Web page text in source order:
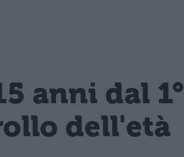
anni dal 1°
dell'età